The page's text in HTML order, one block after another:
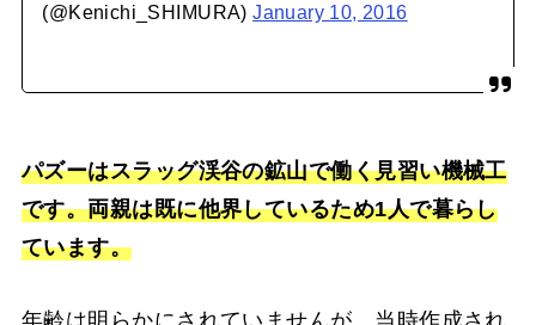
(@Kenichi_SHIMURA)January 10, 2016
パズーはスラッグ渓谷の鉱山で働く見習い機械工
です。両親は既に他界しているため1人で暮らし
ています。